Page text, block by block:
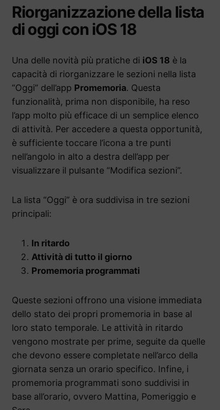
Riorganizzazione della lista
di oggi con iOS 18
Una delle novità più pratiche di iOS 18 è la
capacità di riorganizzare le sezioni nella lista
“Oggi” dell’app Promemoria. Questa
funzionalità, prima non disponibile, ha reso
l’app molto più efficace di un semplice elenco
di attività. Per accedere a questa opportunità,
è sufficiente toccare l’icona a tre punti
nell’angolo in alto a destra dell’app per
visualizzare il pulsante “Modifica sezioni”.
La lista “Oggi” è ora suddivisa in tre sezioni
principali:
In ritardo
Attività di tutto il giorno
Promemoria programmati
Queste sezioni offrono una visione immediata
dello stato dei propri promemoria in base al
loro stato temporale. Le attività in ritardo
vengono mostrate per prime, seguite da quelle
che devono essere completate nell’arco della
giornata senza un orario specifico. Infine, i
promemoria programmati sono suddivisi in
base all’orario, ovvero Mattina, Pomeriggio e